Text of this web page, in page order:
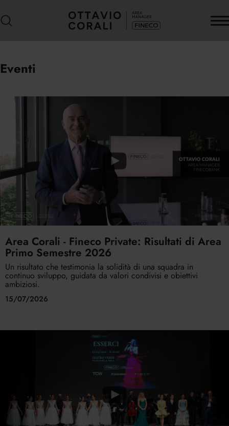
Eventi
Area Corali - Fineco Private: Risultati di Area
Primo Semestre 2026
Un risultato che testimonia la solidità di una squadra in
continuo sviluppo, guidata da valori condivisi e obiettivi
ambiziosi.
15/07/2026